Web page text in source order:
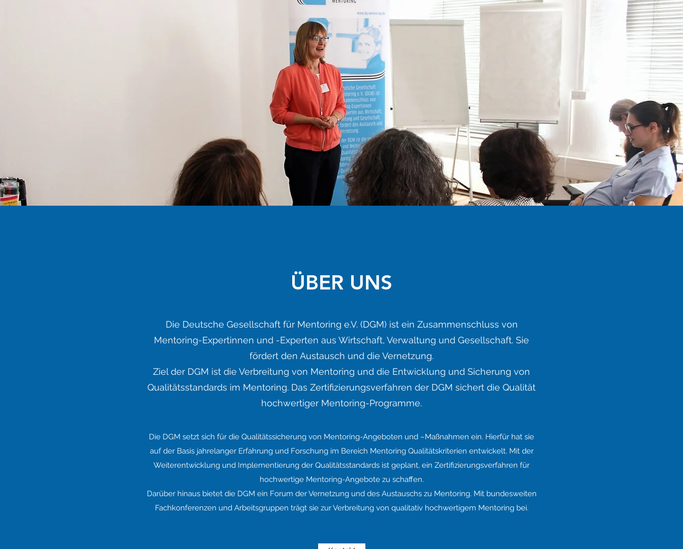
ÜBER UNS
Die Deutsche Gesellschaft für Mentoring e.V. (DGM) ist ein Zusammenschluss von
Mentoring-Expertinnen und -Experten aus Wirtschaft, Verwaltung und Gesellschaft. Sie
fördert den Austausch und die Vernetzung.
Ziel der DGM ist die Verbreitung von Mentoring und die Entwicklung und Sicherung von
Qualitätsstandards im Mentoring. Das Zertifizierungsverfahren der DGM sichert die Qualität
hochwertiger Mentoring-Programme.
Die DGM setzt sich für die Qualitätssicherung von Mentoring-Angeboten und –Maßnahmen ein. Hierfür hat sie
auf der Basis jahrelanger Erfahrung und Forschung im Bereich Mentoring Qualitätskriterien entwickelt. Mit der
Weiterentwicklung und Implementierung der Qualitätsstandards ist geplant, ein Zertifizierungsverfahren für
hochwertige Mentoring-Angebote zu schaffen.
Darüber hinaus bietet die DGM ein Forum der Vernetzung und des Austauschs zu Mentoring. Mit bundesweiten
Fachkonferenzen und Arbeitsgruppen trägt sie zur Verbreitung von qualitativ hochwertigem Mentoring bei.